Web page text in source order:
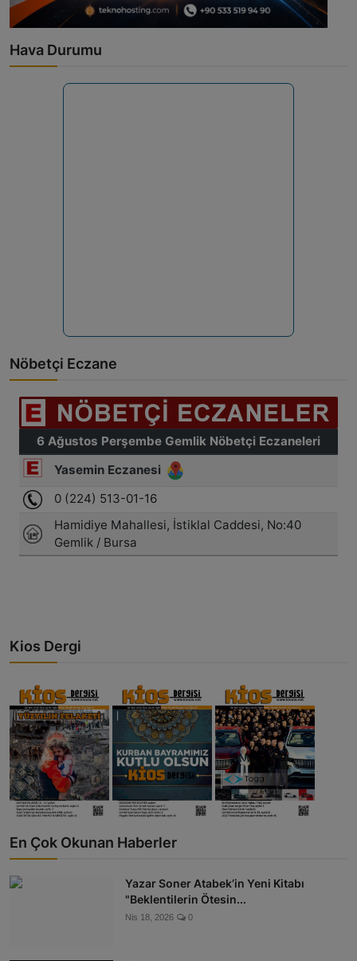
Hava Durumu
Nöbetçi Eczane
Kios Dergi
En Çok Okunan Haberler
Yazar Soner Atabek’in Yeni Kitabı
"Beklentilerin Ötesin...
Nis 18, 2026 0